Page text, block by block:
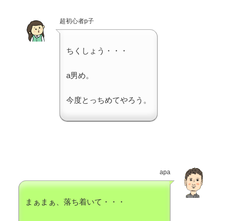
超初心者p子
ちくしょう・・・
a男め。
今度とっちめてやろう。
apa
まぁまぁ、落ち着いて・・・